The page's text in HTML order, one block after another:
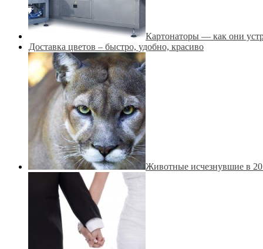
Картонаторы — как они
Доставка цветов – быстро, удобно, красиво
Животные исчезнувшие в